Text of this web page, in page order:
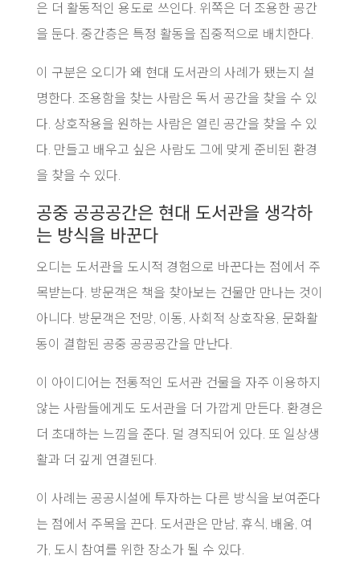
은 더 활동적인 용도로 쓰인다. 위쪽은 더 조용한 공간
을 둔다. 중간층은 특정 활동을 집중적으로 배치한다.
이 구분은 오디가 왜 현대 도서관의 사례가 됐는지 설
명한다. 조용함을 찾는 사람은 독서 공간을 찾을 수 있
다. 상호작용을 원하는 사람은 열린 공간을 찾을 수 있
다. 만들고 배우고 싶은 사람도 그에 맞게 준비된 환경
을 찾을 수 있다.
공중 공공공간은 현대 도서관을 생각하
는 방식을 바꾼다
오디는 도서관을 도시적 경험으로 바꾼다는 점에서 주
목받는다. 방문객은 책을 찾아보는 건물만 만나는 것이
아니다. 방문객은 전망, 이동, 사회적 상호작용, 문화활
동이 결합된 공중 공공공간을 만난다.
이 아이디어는 전통적인 도서관 건물을 자주 이용하지
않는 사람들에게도 도서관을 더 가깝게 만든다. 환경은
더 초대하는 느낌을 준다. 덜 경직되어 있다. 또 일상생
활과 더 깊게 연결된다.
이 사례는 공공시설에 투자하는 다른 방식을 보여준다
는 점에서 주목을 끈다. 도서관은 만남, 휴식, 배움, 여
가, 도시 참여를 위한 장소가 될 수 있다.